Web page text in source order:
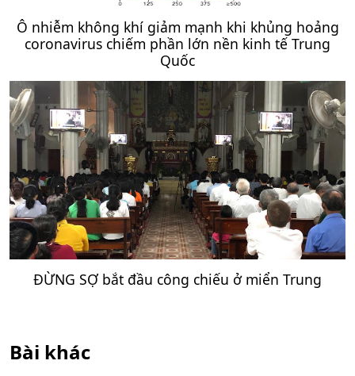
Ô nhiễm không khí giảm mạnh khi khủng hoảng
coronavirus chiếm phần lớn nền kinh tế Trung
Quốc
ĐỪNG SỢ bắt đầu công chiếu ở miển Trung
Bài khác